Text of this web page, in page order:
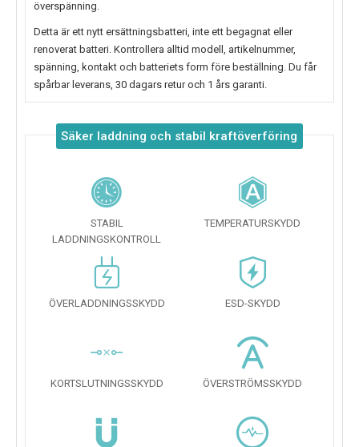
överspänning.
Detta är ett nytt ersättningsbatteri, inte ett begagnat eller
renoverat batteri. Kontrollera alltid modell, artikelnummer,
spänning, kontakt och batteriets form före beställning. Du får
spårbar leverans, 30 dagars retur och 1 års garanti.
Säker laddning och stabil kraftöverföring
STABIL
LADDNINGSKONTROLL
TEMPERATURSKYDD
ÖVERLADDNINGSSKYDD ESD-SKYDD
KORTSLUTNINGSSKYDD ÖVERSTRÖMSSKYDD